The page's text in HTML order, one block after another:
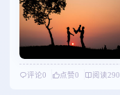
评论0 点赞0 阅读290